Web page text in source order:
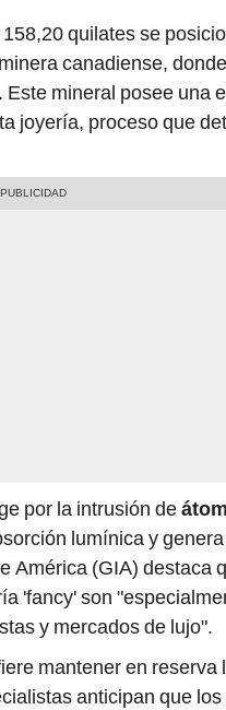
quilates se
minera canadiense,
mineral posee una
joyería, proceso que
por la intrusión de
lumínica y
América (GIA) destaca
'fancy' son
y mercados de lujo".
mantener en reserva
anticipan que